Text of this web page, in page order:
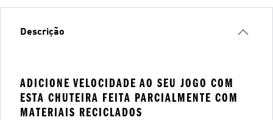
Descrição
ADICIONE VELOCIDADE AO SEU JOGO COM
ESTA CHUTEIRA FEITA PARCIALMENTE COM
MATERIAIS RECICLADOS